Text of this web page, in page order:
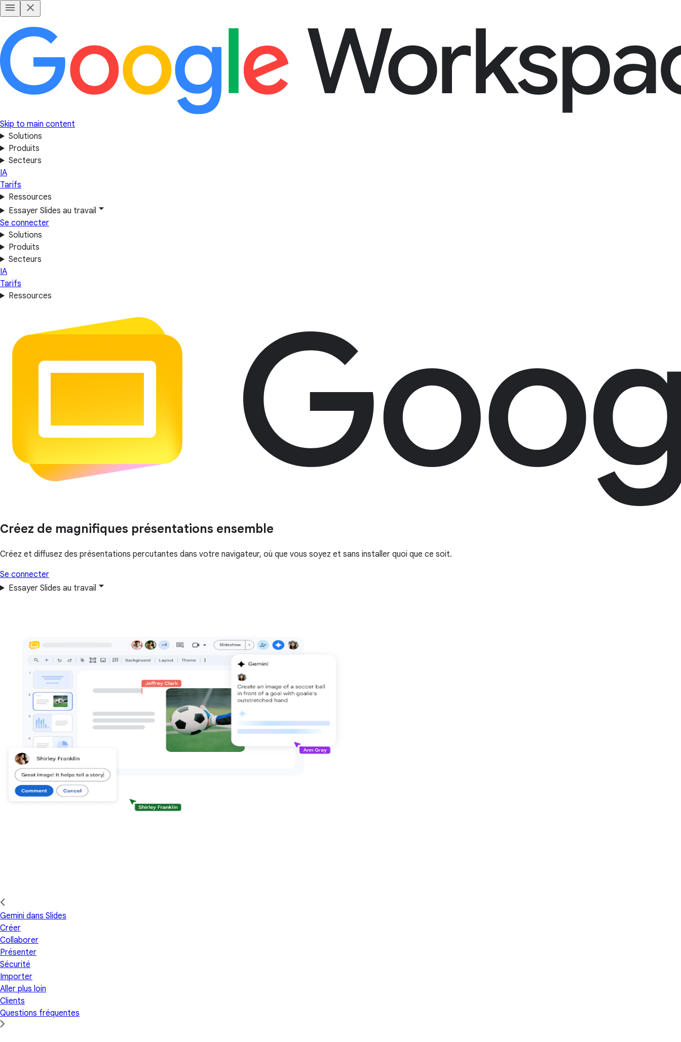
Skip to main content
Solutions
Produits
Secteurs
IA
Tarifs
Ressources
Essayer Slides au travail
Se connecter
Solutions
Produits
Secteurs
IA
Tarifs
Ressources
Créez de magnifiques présentations ensemble
Créez et diffusez des présentations percutantes dans votre navigateur, où que vous soyez et sans installer quoi que ce soit.
Se connecter
Essayer Slides au travail
Gemini dans Slides
Créer
Collaborer
Présenter
Sécurité
Importer
Aller plus loin
Clients
Questions fréquentes